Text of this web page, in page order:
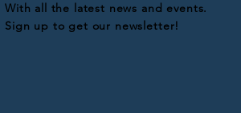
With all the latest news and events.
Sign up to get our newsletter!